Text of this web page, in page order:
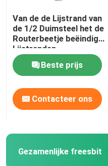
Van de de Lijstrand van
de 1/2 Duimsteel het de
Routerbeetje beëindigt
Lijstranden
Beste prijs
Contacteer ons
Gezamenlijke freesbit